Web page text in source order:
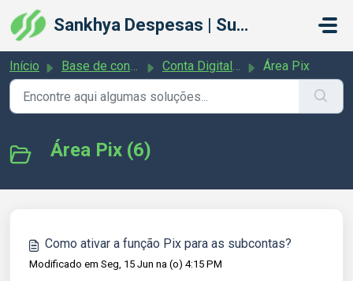
Ir para o conteúdo principal
Sankhya Despesas | Suporte
Início Base de conhecimento Conta Digital + Cartões Área Pix
Área Pix (6)
Como ativar a função Pix para as subcontas?
Modificado em Seg, 15 Jun na (o) 4:15 PM